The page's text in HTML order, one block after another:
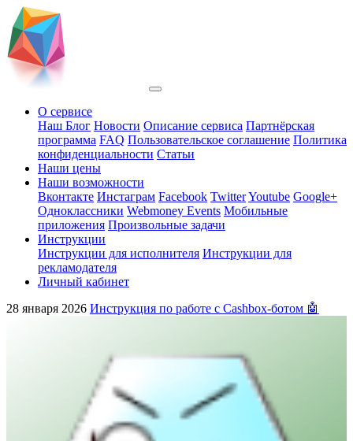
О сервисе
Наш Блог Новости Описание сервиса Партнёрская
программа FAQ Пользовательское соглашение Политика
конфиденциальности Статьи
Наши цены
Наши возможности
Вконтакте Инстаграм Facebook TwitterYoutube Google+
Одноклассники Webmoney Events Мобильные
приложения Произвольные задачи
Инструкции
Инструкции для исполнителя Инструкции для
рекламодателя
Личный кабинет
28 января 2026 Инструкция по работе с Cashbox-ботом 🤖